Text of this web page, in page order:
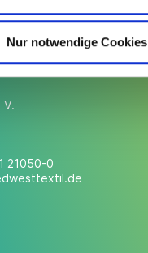
Nur notwendige Cookies
21050-0